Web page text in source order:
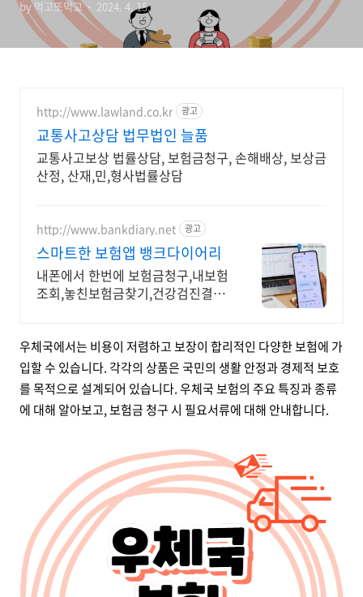
by 먹고또먹고 2024. 4. 15.
http://www.lawland.co.kr 광고
교통사고상담 법무법인 늘품
교통사고보상 법률상담, 보험금청구, 손해배상, 보상금
산정, 산재,민,형사법률상담
http://www.bankdiary.net 광고
스마트한 보험앱 뱅크다이어리
내폰에서 한번에 보험금청구,내보험
조회,놓친보험금찾기,건강검진결과
우체국에서는 비용이 저렴하고 보장이 합리적인 다양한 보험에 가
입할 수 있습니다. 각각의 상품은 국민의 생활 안정과 경제적 보호
를 목적으로 설계되어 있습니다. 우체국 보험의 주요 특징과 종류
에 대해 알아보고, 보험금 청구 시 필요서류에 대해 안내합니다.